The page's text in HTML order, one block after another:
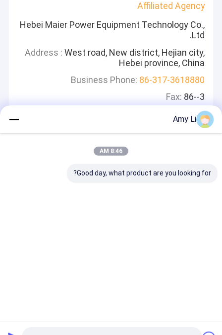
Affiliated Agency
Hebei Maier Power Equipment Technology Co.,
Ltd.
Address : West road, New district, Hejian city,
Hebei province, China
Business Phone: 86-317-3618880
Fax: 86--3
سوف نقوم بالرد بسرعة
Amy Li
8:46 AM
Good day, what product are you looking for?